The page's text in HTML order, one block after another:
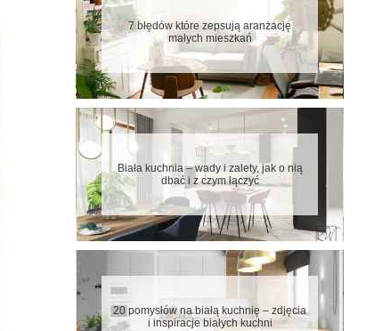
7 błędów które zepsują aranżację
małych mieszkań
Biała kuchnia – wady i zalety, jak o nią
dbać i z czym łączyć
20 pomysłów na białą kuchnię – zdjęcia
i inspiracje białych kuchni